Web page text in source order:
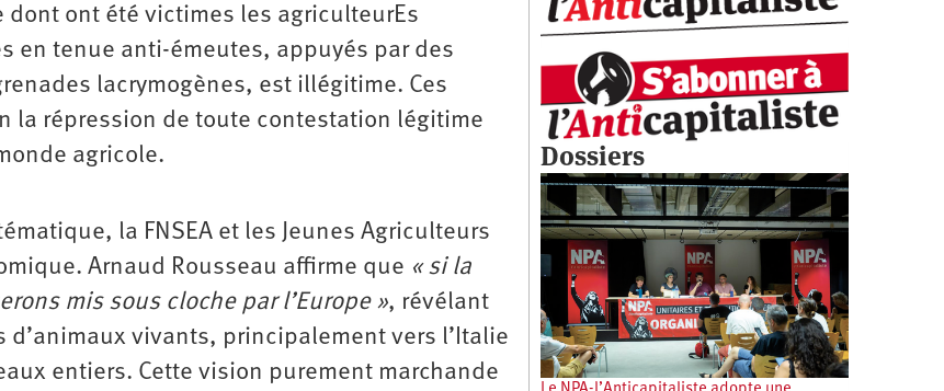
ont été victimes les agriculteurEs
en tenue anti-émeutes, appuyés par des
lacrymogènes, est illégitime. Ces
la répression de toute contestation légitime
agricole.
la FNSEA et les Jeunes Agriculteurs
Arnaud Rousseau affirme que « si la
mis sous cloche par l’Europe », révélant
vivants, principalement vers l’Italie
entiers. Cette vision purement marchande
Dossiers